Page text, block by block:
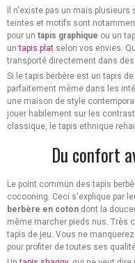
Il n'existe pas un mais plusieurs
teintes et motifs sont
pour un tapis graphique ou un
untapis plat selon vos envies.
transporté directement dans
Si le tapis berbère est un tapis
parfaitement même dans les
une maison de style
jouer habilement sur les
classique, le tapis ethnique
Du confort
Le point commun des tapis
cocooning. Ceci s'explique par
berbère en coton dont la
même marcher pieds nus. Très
tapis de jeu. Vous ne
pour profiter de toutes ses